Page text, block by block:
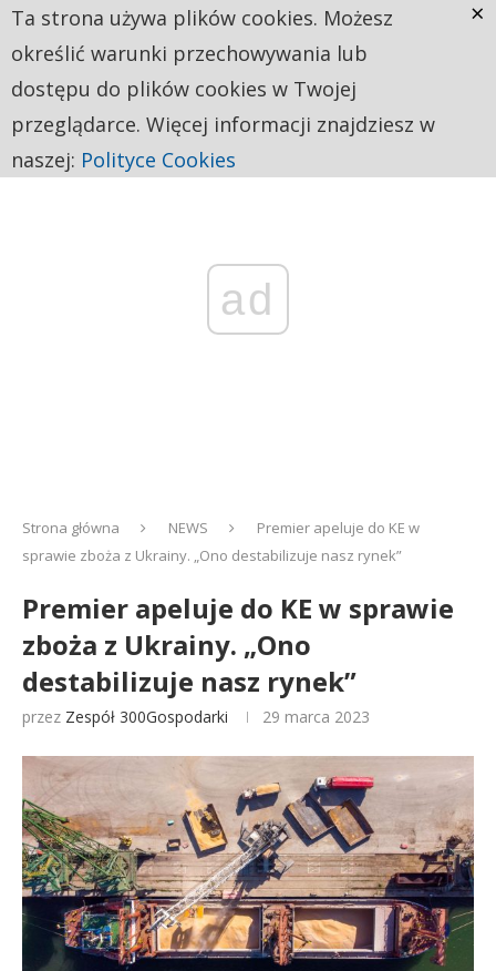
ad
Strona główna NEWS
Premier apeluje do KE w
sprawie zboża z Ukrainy. „Ono destabilizuje nasz rynek”
Premier apeluje do KE w sprawie
zboża z Ukrainy. „Ono
destabilizuje nasz rynek”
przez Zespół 300Gospodarki 29 marca 2023
Ta strona używa plików cookies. Możesz
określić warunki przechowywania lub
dostępu do plików cookies w Twojej
przeglądarce. Więcej informacji znajdziesz w
naszej: Polityce Cookies
×